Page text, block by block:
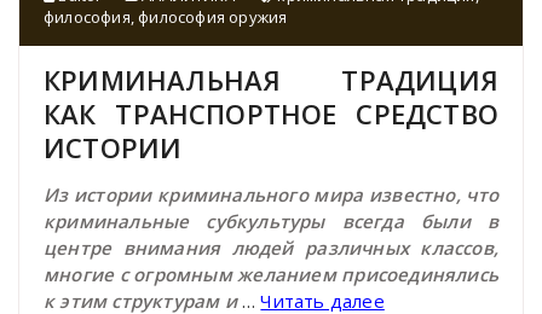
философия ,философия оружия
КРИМИНАЛЬНАЯ ТРАДИЦИЯ
КАК ТРАНСПОРТНОЕ СРЕДСТВО
ИСТОРИИ
Из истории криминального мира известно, что
криминальные субкультуры всегда были в
центре внимания людей различных классов,
многие с огромным желанием присоединялись
к этим структурам и …Читать далее